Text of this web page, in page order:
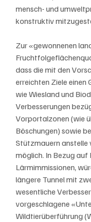
mensch- und
konstruktiv
Zur «gewonnenen
dass die mit den
erreichten Ziele einen
wie Wiesland und
Verbesserungen
Vorportalzonen (wie
Böschungen) sowie
Stützmauern anstelle
möglich. In Bezug auf
Lärmimmissionen,
längere Tunnel mit
wesentliche
vorgeschlagene
Wildtierüberführung